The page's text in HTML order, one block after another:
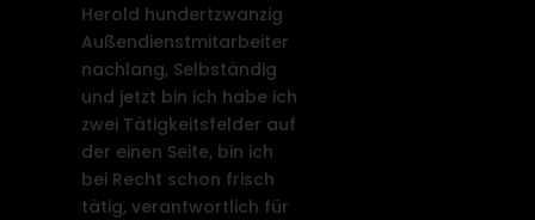
Herold hundertzwanzig
Außendienstmitarbeiter
nachlang, Selbständig
und jetzt bin ich habe ich
zwei Tätigkeitsfelder auf
der einen Seite, bin ich
bei Recht schon frisch
tätig, verantwortlich für